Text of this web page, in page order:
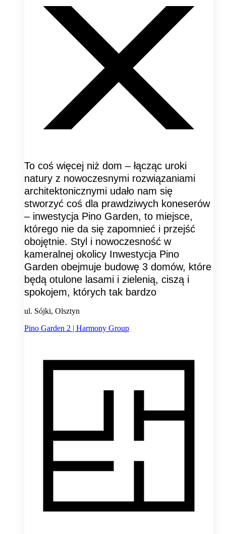
To coś więcej niż dom – łącząc uroki
natury z nowoczesnymi rozwiązaniami
architektonicznymi udało nam się
stworzyć coś dla prawdziwych koneserów
– inwestycja Pino Garden, to miejsce,
którego nie da się zapomnieć i przejść
obojętnie. Styl i nowoczesność w
kameralnej okolicy Inwestycja Pino
Garden obejmuje budowę 3 domów, które
będą otulone lasami i zielenią, ciszą i
spokojem, których tak bardzo
ul. Sójki, Olsztyn
Pino Garden 2 | Harmony Group